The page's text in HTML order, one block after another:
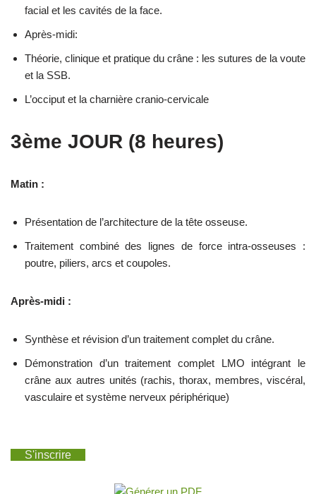
facial et les cavités de la face.
Après-midi:
Théorie, clinique et pratique du crâne : les sutures de la voute
et la SSB.
L’occiput et la charnière cranio-cervicale
3ème JOUR (8 heures)
Matin :
Présentation de l’architecture de la tête osseuse.
Traitement combiné des lignes de force intra-osseuses :
poutre, piliers, arcs et coupoles.
Après-midi :
Synthèse et révision d’un traitement complet du crâne.
Démonstration d’un traitement complet LMO intégrant le
crâne aux autres unités (rachis, thorax, membres, viscéral,
vasculaire et système nerveux périphérique)
S'inscrire